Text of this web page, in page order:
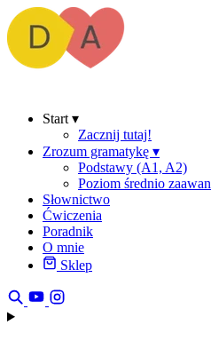
Start ▾
Zacznij tutaj!
Zrozum gramatykę ▾
Podstawy (A1, A2)
Poziom średnio
Słownictwo
Ćwiczenia
Poradnik
O mnie
Sklep